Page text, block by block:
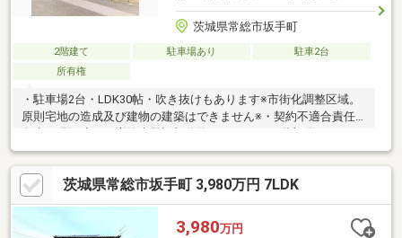
茨城県常総市坂手町
2階建て 駐車場あり
駐車2台
所有権
・駐車場2台・LDK30帖・吹き抜けもあります※市街化調整区域。
原則宅地の造成及び建物の建築はできません※・契約不適合責任
便について：1週間に2日「水曜・土曜」、水街道駅行きは2本の
みの運航となっております。「19染色団地」発7：56～「34水街
道駅」8：35 乗車時間39分「19染色団地」発14：31～「34水街
道駅」15：10 乗車時間39分バス停から対象不動産まで停歩6分
茨城県常総市坂手町 3,980万円 7LDK
3,980万円